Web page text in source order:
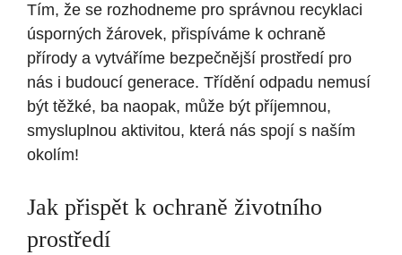
Tím, že se rozhodneme pro správnou recyklaci
úsporných žárovek, přispíváme k ochraně
přírody a vytváříme bezpečnější prostředí pro
nás i budoucí generace. Třídění odpadu nemusí
být těžké, ba naopak, může být příjemnou,
smysluplnou aktivitou, která nás spojí s naším
okolím!
Jak přispět k ochraně životního
prostředí